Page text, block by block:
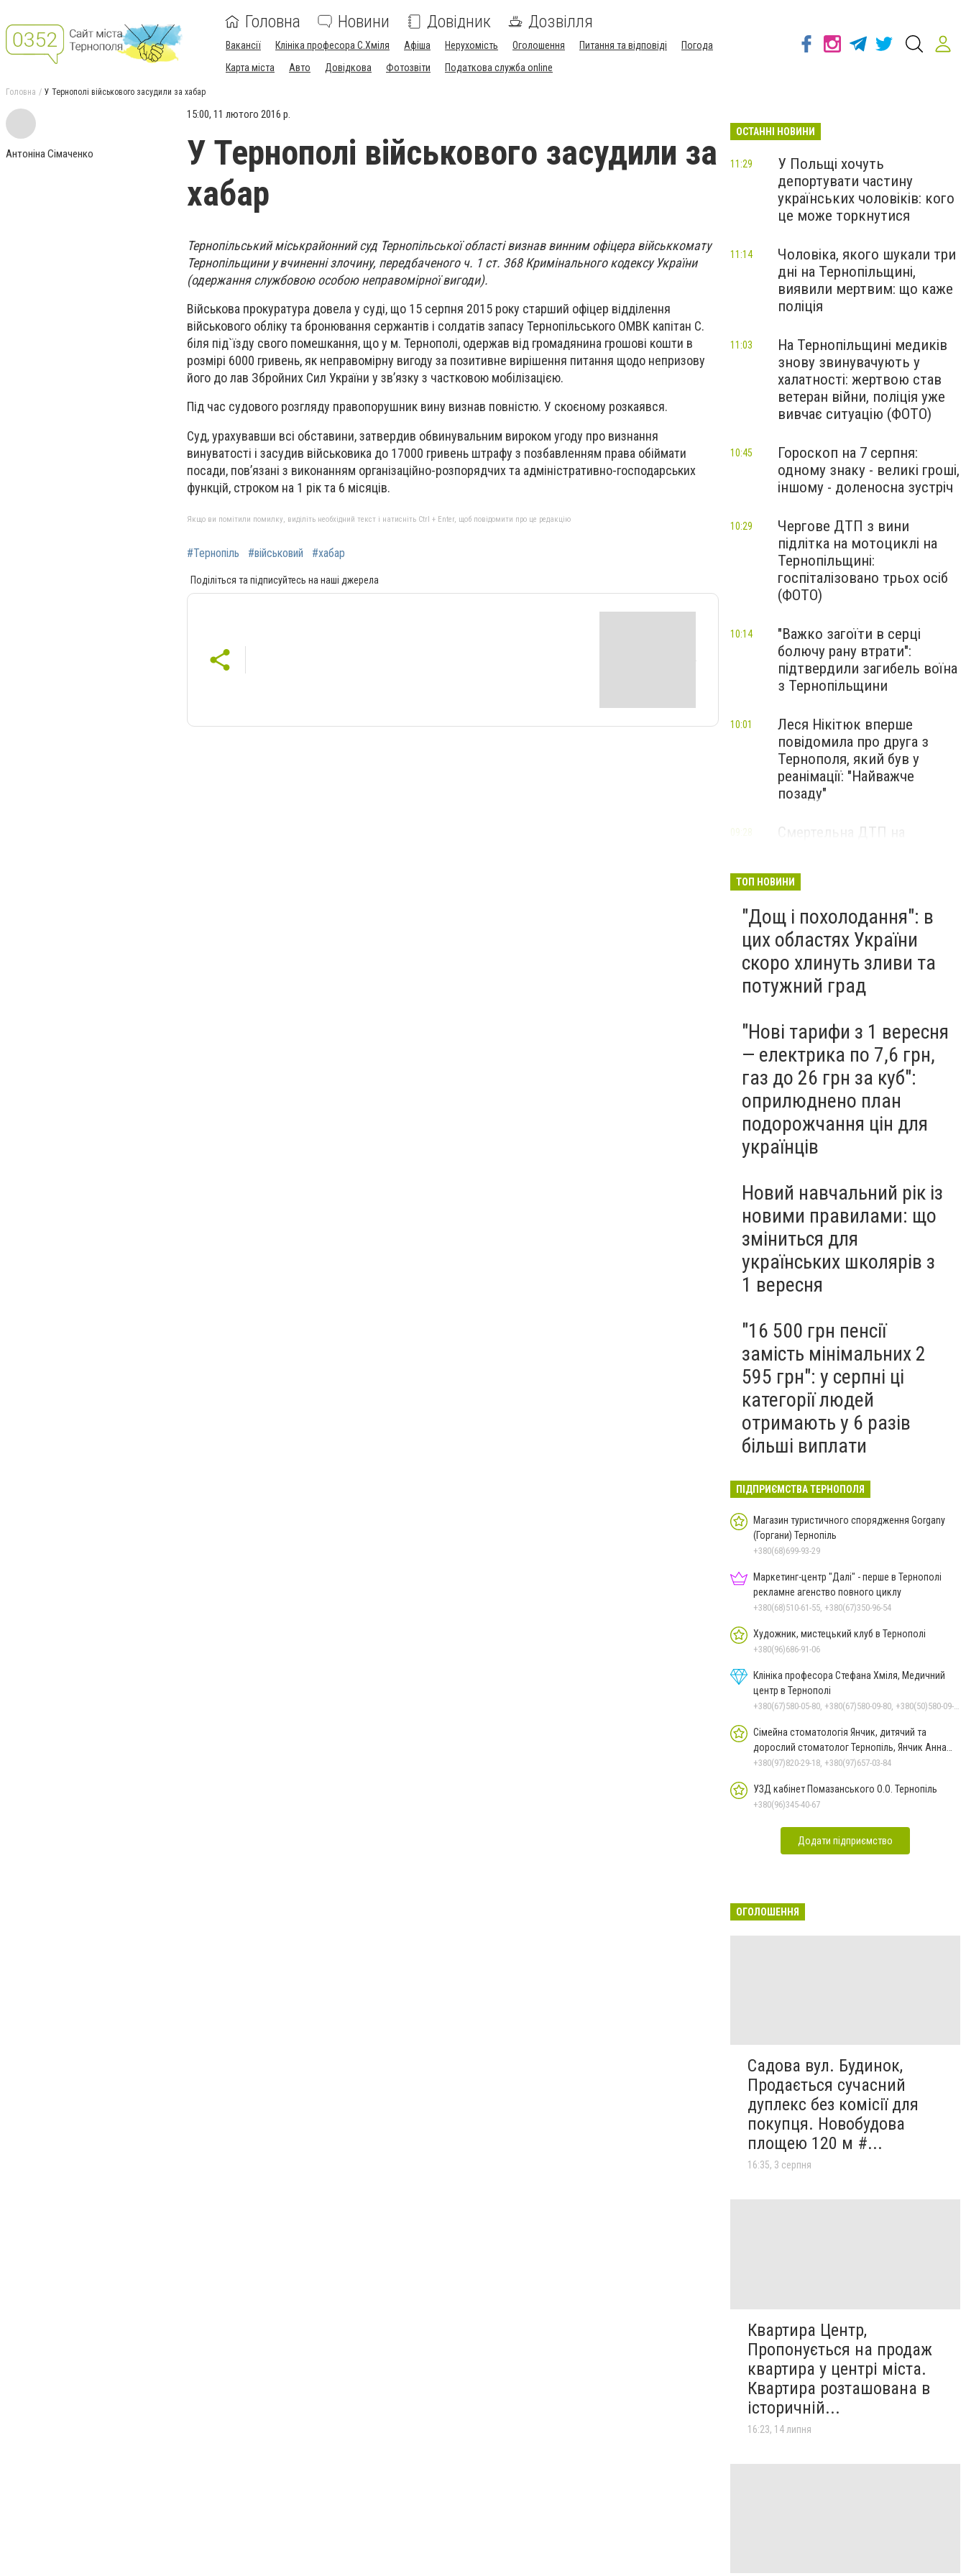
Головна Новини Довідник Дозвілля
Вакансії Клініка професора С.Хміля Афіша Нерухомість Оголошення Питання та відповіді
Погода
Карта міста
Авто Довідкова Фотозвіти Податкова служба online
Головна У Тернополі військового засудили за хабар
Антоніна Сімаченко
15:00, 11 лютого 2016 р.
У Тернополі військового засудили за
хабар
Тернопільський міськрайонний суд Тернопільської області визнав винним офіцера військкомату
Тернопільщини у вчиненні злочину, передбаченого ч. 1 ст. 368 Кримінального кодексу України
(одержання службовою особою неправомірної вигоди).
Військова прокуратура довела у суді, що 15 cерпня 2015 року старший офіцер відділення
військового обліку та бронювання сержантів і солдатів запасу Тернопільського ОМВК капітан С.
біля під`їзду свого помешкання, що у м. Тернополі, одержав від громадянина грошові кошти в
розмірі 6000 гривень, як неправомірну вигоду за позитивне вирішення питання щодо непризову
його до лав Збройних Сил України у зв’язку з частковою мобілізацією.
Під час судового розгляду правопорушник вину визнав повністю. У скоєному розкаявся.
Суд, урахувавши всі обставини, затвердив обвинувальним вироком угоду про визнання
винуватості і засудив військовика до 17000 гривень штрафу з позбавленням права обіймати
посади, пов’язані з виконанням організаційно-розпорядчих та адміністративно-господарських
функцій, строком на 1 рік та 6 місяців.
Якщо ви помітили помилку, виділіть необхідний текст і натисніть Ctrl + Enter, щоб повідомити про це редакцію
#Тернопіль #військовий #хабар
Поділіться та підписуйтесь на наші джерела
ОСТАННІ НОВИНИ
У Польщі хочуть
депортувати частину
українських чоловіків: кого
це може торкнутися
11:29
Чоловіка, якого шукали три
дні на Тернопільщині,
виявили мертвим: що каже
поліція
11:14
На Тернопільщині медиків
знову звинувачують у
халатності: жертвою став
ветеран війни, поліція уже
вивчає ситуацію (ФОТО)
11:03
Гороскоп на 7 серпня:
одному знаку - великі гроші,
іншому - доленосна зустріч
10:45
Чергове ДТП з вини
підлітка на мотоциклі на
Тернопільщині:
госпіталізовано трьох осіб
(ФОТО)
10:29
"Важко загоїти в серці
болючу рану втрати":
підтвердили загибель воїна
з Тернопільщини
10:14
Леся Нікітюк вперше
повідомила про друга з
Тернополя, який був у
реанімації: "Найважче
позаду"
10:01
Смертельна ДТП на
09:28
ТОП НОВИНИ
"Дощ і похолодання": в
цих областях України
скоро хлинуть зливи та
потужний град
"Нові тарифи з 1 вересня
— електрика по 7,6 грн,
газ до 26 грн за куб":
оприлюднено план
подорожчання цін для
українців
Новий навчальний рік із
новими правилами: що
зміниться для
українських школярів з
1 вересня
"16 500 грн пенсії
замість мінімальних 2
595 грн": у серпні ці
категорії людей
отримають у 6 разів
більші виплати
ПІДПРИЄМСТВА ТЕРНОПОЛЯ
Магазин туристичного спорядження Gorgany
(Горгани) Тернопіль
+380(68)699-93-29
Маркетинг-центр "Далі" - перше в Тернополі
рекламне агенство повного циклу
+380(68)510-61-55, +380(67)350-96-54
Художник, мистецький клуб в Тернополі
+380(96)686-91-06
Клініка професора Стефана Хміля, Медичний
центр в Тернополі
+380(67)580-05-80, +380(67)580-09-80, +380(50)580-09-80
Сімейна стоматологія Янчик, дитячий та
дорослий стоматолог Тернопіль, Янчик Анна
Леонтієвна
+380(97)820-29-18, +380(97)657-03-84
УЗД кабінет Помазанського О.О. Тернопіль
+380(96)345-40-67
Додати підприємство
ОГОЛОШЕННЯ
Садова вул. Будинок,
Продається сучасний
дуплекс без комісії для
покупця. Новобудова
площею 120 м #...
16:35, 3 серпня
Квартира Центр,
Пропонується на продаж
квартира у центрі міста.
Квартира розташована в
історичній...
16:23, 14 липня